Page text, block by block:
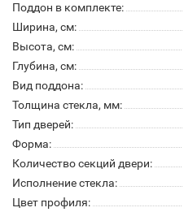
Поддон в комплекте:
Ширина, см:
Высота, см:
Глубина, см:
Вид поддона:
Толщина стекла, мм:
Тип дверей:
Форма:
Количество секций двери:
Исполнение стекла:
Цвет профиля: